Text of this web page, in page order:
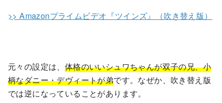
>> Amazonプライムビデオ『ツインズ』（吹き替え版）
元々の設定は、 体格のいいシュワちゃんが双子の兄、小
柄なダニー・デヴィートが弟です。なぜか、吹き替え版
では逆になっていることがあります。